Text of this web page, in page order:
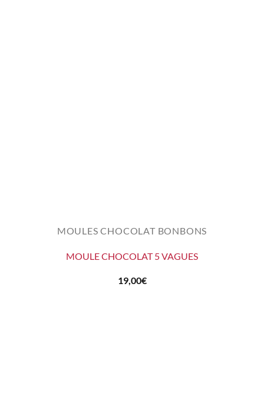
MOULES CHOCOLAT BONBONS
MOULE CHOCOLAT 5 VAGUES
19,00€